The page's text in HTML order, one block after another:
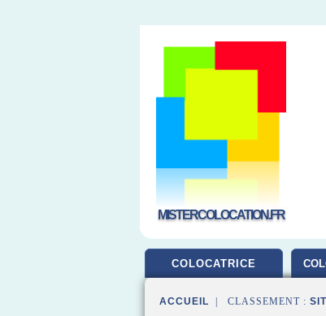
MISTERCOLOCATION.FR
COLOCATRICE
ACCUEIL | CLASSEMENT :